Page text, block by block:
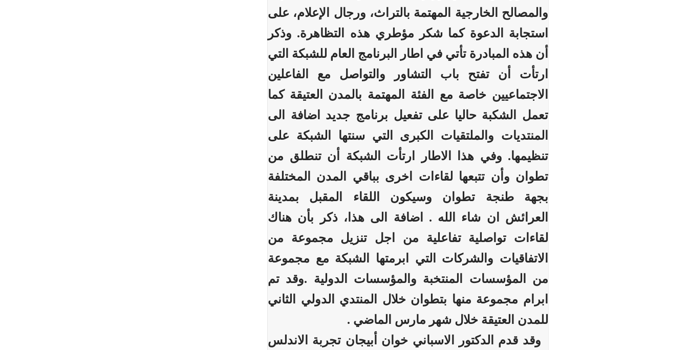
والمصالح الخارجية المهتمة بالتراث، ورجال الإعلام، على
استجابة الدعوة كما شكر مؤطري هذه التظاهرة. وذكر
أن هذه المبادرة تأتي في اطار البرنامج العام للشبكة التي
ارتأت أن تفتح باب التشاور والتواصل مع الفاعلين
الاجتماعيين خاصة مع الفئة المهتمة بالمدن العتيقة كما
تعمل الشكبة حاليا على تفعيل برنامج جديد اضافة الى
المنتديات والملتقيات الكبرى التي سنتها الشبكة على
تنظيمها. وفي هذا الاطار ارتأت الشبكة أن تنطلق من
تطوان وأن تتبعها لقاءات اخرى بباقي المدن المختلفة
بجهة طنجة تطوان وسيكون اللقاء المقبل بمدينة
العرائش ان شاء الله . اضافة الى هذا، ذكر بأن هناك
لقاءات تواصلية تفاعلية من اجل تنزيل مجموعة من
الاتفاقيات والشركات التي ابرمتها الشبكة مع مجموعة
من المؤسسات المنتخبة والمؤسسات الدولية .وقد تم
ابرام مجموعة منها بتطوان خلال المنتدي الدولي الثاني
للمدن العتيقة خلال شهر مارس الماضي .
وقد قدم الدكتور الاسباني خوان أبيجان تجربة الاندلس